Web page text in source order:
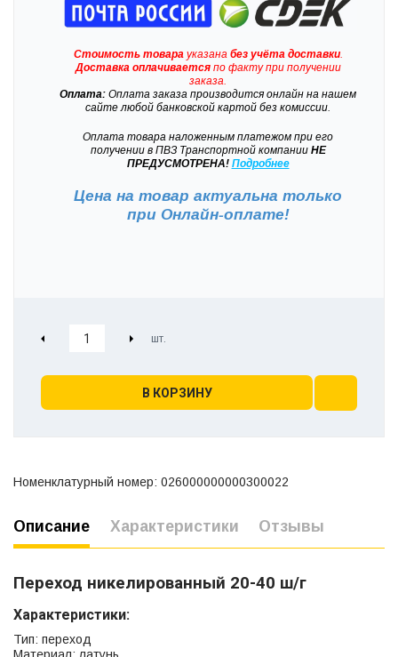
Стоимость товарауказана без учёта доставки.
Доставкаоплачиваетсяпо факту при получении
заказа.
Оплата: Оплата заказа производится онлайн на нашем
сайте любой банковской картой без комиссии.
Оплата товара наложенным платежом при его
получении в ПВЗ Транспортной компанииНЕ
ПРЕДУСМОТРЕНА! Подробнее
Цена на товар актуальна только
при Онлайн-оплате!
В КОРЗИНУ
Номенклатурный номер: 026000000000300022
Описание Характеристики Отзывы
Переход никелированный 20-40 ш/г
Характеристики:
Тип: переход